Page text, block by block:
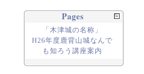
Pages
「木津城の名称」
H26年度鹿背山城なんで
も知ろう講座案内